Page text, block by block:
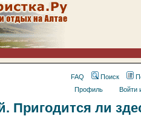
FAQ Поиск
Профиль
Войти
Пригодится ли